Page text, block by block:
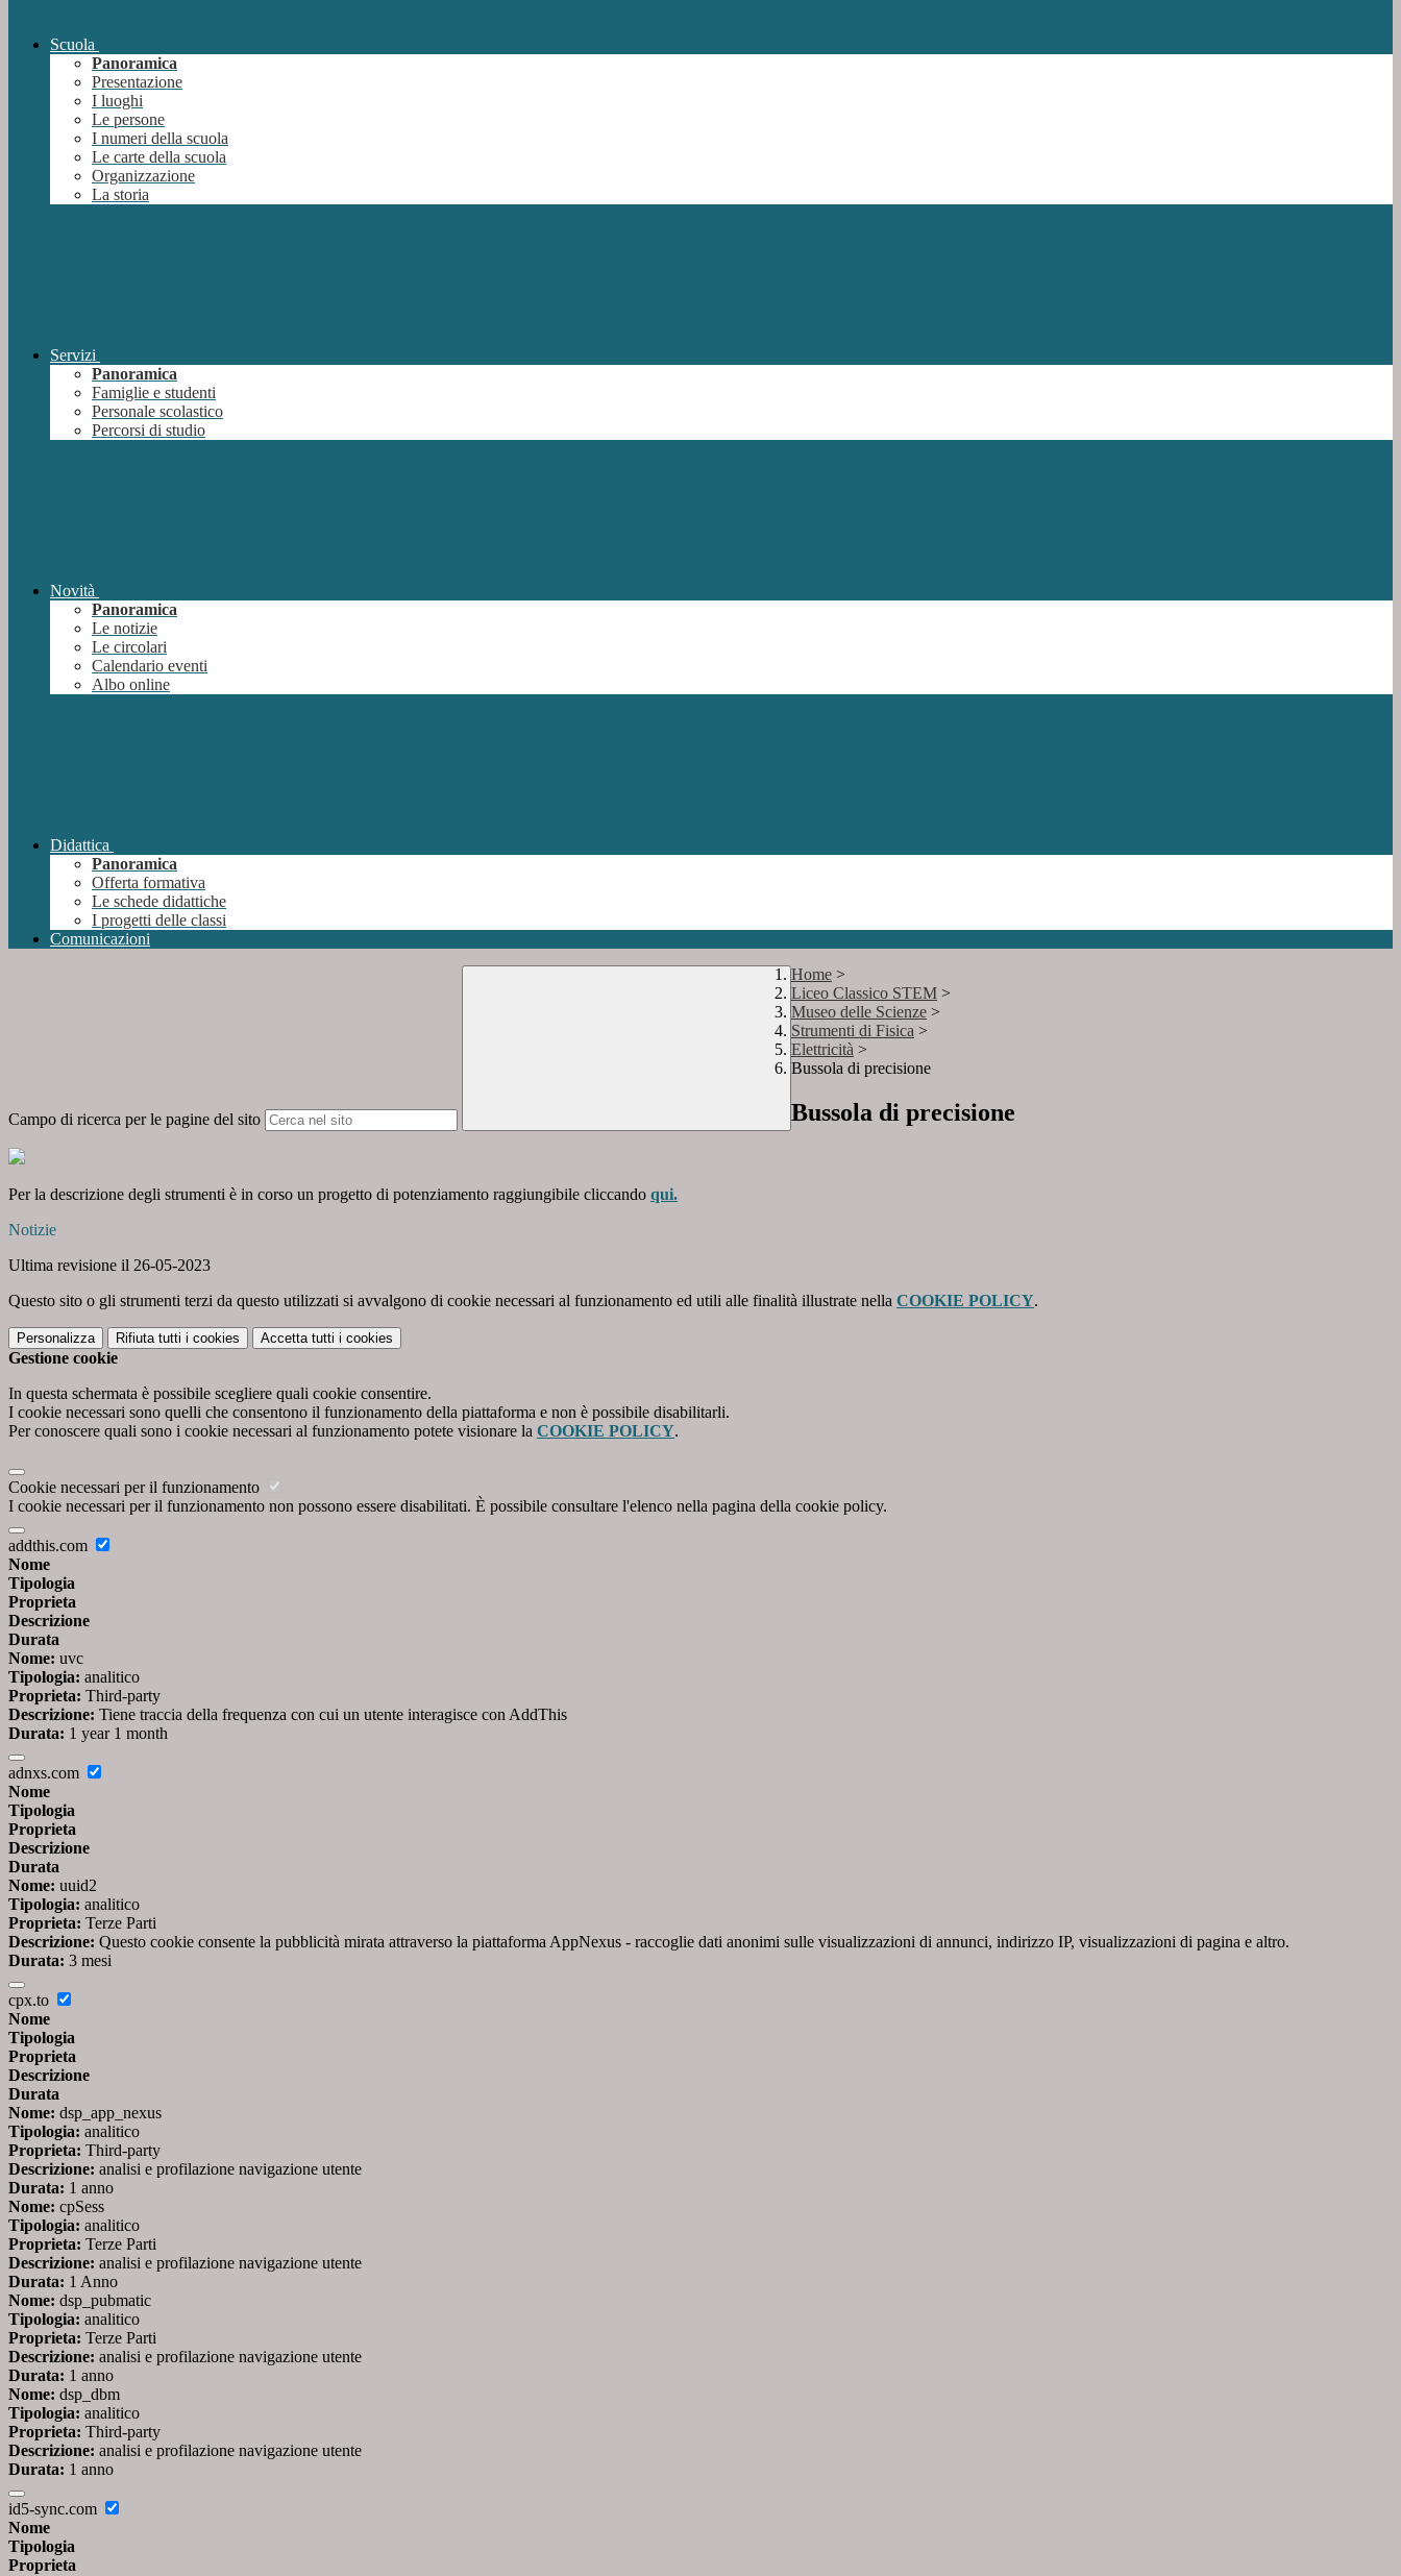
Scuola
Panoramica
Presentazione
I luoghi
Le persone
I numeri della scuola
Le carte della scuola
Organizzazione
La storia
Servizi
Panoramica
Famiglie e studenti
Personale scolastico
Percorsi di studio
Novità
Panoramica
Le notizie
Le circolari
Calendario eventi
Albo online
Didattica
Panoramica
Offerta formativa
Le schede didattiche
I progetti delle classi
Comunicazioni
Campo di ricerca per le pagine del sito
Home >
Liceo Classico STEM >
Museo delle Scienze >
Strumenti di Fisica >
Elettricità >
Bussola di precisione
Bussola di precisione
Per la descrizione degli strumenti è in corso un progetto di potenziamento raggiungibile cliccando qui.
Notizie
Ultima revisione il 26-05-2023
Questo sito o gli strumenti terzi da questo utilizzati si avvalgono di cookie necessari al funzionamento ed utili alle finalità illustrate nella COOKIE POLICY.
Personalizza Rifiuta tutti i cookies Accetta tutti i cookies
Gestione cookie
In questa schermata è possibile scegliere quali cookie consentire.
I cookie necessari sono quelli che consentono il funzionamento della piattaforma e non è possibile disabilitarli.
Per conoscere quali sono i cookie necessari al funzionamento potete visionare la COOKIE POLICY.
Cookie necessari per il funzionamento
I cookie necessari per il funzionamento non possono essere disabilitati. È possibile consultare l'elenco nella pagina della cookie policy.
addthis.com
Nome
Tipologia
Proprieta
Descrizione
Durata
Nome: uvc
Tipologia: analitico
Proprieta: Third-party
Descrizione: Tiene traccia della frequenza con cui un utente interagisce con AddThis
Durata: 1 year 1 month
adnxs.com
Nome
Tipologia
Proprieta
Descrizione
Durata
Nome: uuid2
Tipologia: analitico
Proprieta: Terze Parti
Descrizione: Questo cookie consente la pubblicità mirata attraverso la piattaforma AppNexus - raccoglie dati anonimi sulle visualizzazioni di annunci, indirizzo IP, visualizzazioni di pagina e altro.
Durata: 3 mesi
cpx.to
Nome
Tipologia
Proprieta
Descrizione
Durata
Nome: dsp_app_nexus
Tipologia: analitico
Proprieta: Third-party
Descrizione: analisi e profilazione navigazione utente
Durata: 1 anno
Nome: cpSess
Tipologia: analitico
Proprieta: Terze Parti
Descrizione: analisi e profilazione navigazione utente
Durata: 1 Anno
Nome: dsp_pubmatic
Tipologia: analitico
Proprieta: Terze Parti
Descrizione: analisi e profilazione navigazione utente
Durata: 1 anno
Nome: dsp_dbm
Tipologia: analitico
Proprieta: Third-party
Descrizione: analisi e profilazione navigazione utente
Durata: 1 anno
id5-sync.com
Nome
Tipologia
Proprieta